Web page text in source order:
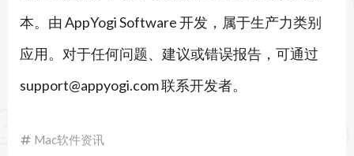
本。由 AppYogi Software 开发，属于生产力类别
应用。对于任何问题、建议或错误报告，可通过
support@appyogi.com 联系开发者。
Mac软件资讯